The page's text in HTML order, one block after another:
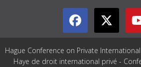
Hague Conference on Private
Haye de droit international privé -